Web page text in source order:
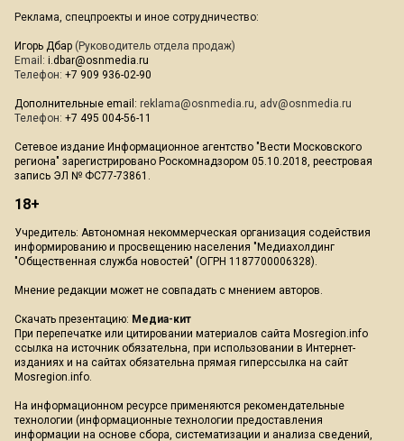
Реклама, спецпроекты и иное сотрудничество:
Игорь Дбар (Руководитель отдела продаж)
Email: i.dbar@osnmedia.ru
Телефон: +7 909 936-02-90
Дополнительные email: reklama@osnmedia.ru, adv@osnmedia.ru
Телефон: +7 495 004-56-11
Сетевое издание Информационное агентство "Вести Московского
региона" зарегистрировано Роскомнадзором 05.10.2018, реестровая
запись ЭЛ № ФС77-73861.
18+
Учредитель: Автономная некоммерческая организация содействия
информированию и просвещению населения "Медиахолдинг
"Общественная служба новостей" (ОГРН 1187700006328).
Мнение редакции может не совпадать с мнением авторов.
Скачать презентацию: Медиа-кит
При перепечатке или цитировании материалов сайта Mosregion.info
ссылка на источник обязательна, при использовании в Интернет-
изданиях и на сайтах обязательна прямая гиперссылка на сайт
Mosregion.info.
На информационном ресурсе применяются рекомендательные
технологии (информационные технологии предоставления
информации на основе сбора, систематизации и анализа сведений,